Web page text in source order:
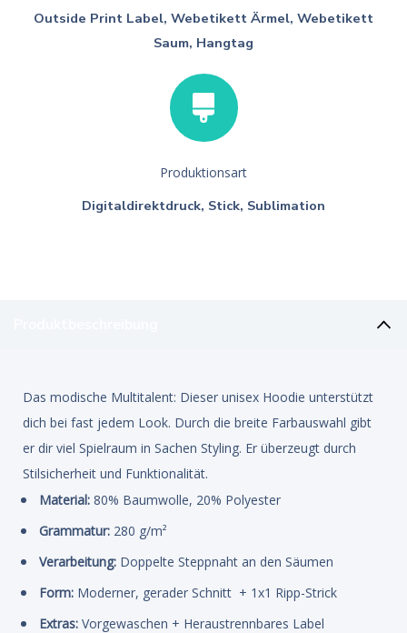
Outside Print Label, Webetikett Ärmel, Webetikett
Saum, Hangtag
Produktionsart
Digitaldirektdruck, Stick, Sublimation
Das modische Multitalent: Dieser unisex Hoodie unterstützt
dich bei fast jedem Look. Durch die breite Farbauswahl gibt
er dir viel Spielraum in Sachen Styling. Er überzeugt durch
Stilsicherheit und Funktionalität.
Material: 80% Baumwolle, 20% Polyester
Grammatur: 280 g/m²
Verarbeitung: Doppelte Steppnaht an den Säumen
Form: Moderner, gerader Schnitt + 1x1 Ripp-Strick
Extras: Vorgewaschen + Heraustrennbares Label